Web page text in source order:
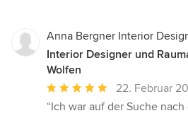
Anna Bergner Interior
Interior Designer und
Wolfen
Durchschnittliche
Bewertung:
22. Februar
“Ich war auf der Suche